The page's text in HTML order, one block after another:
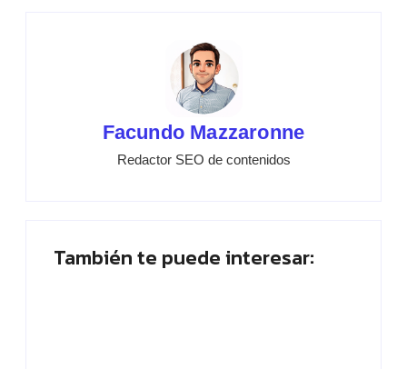
Facundo Mazzaronne
Redactor SEO de contenidos
También te puede interesar: